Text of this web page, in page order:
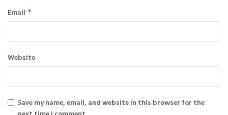
Email *
Website
Save my name, email, and website in this browser for the